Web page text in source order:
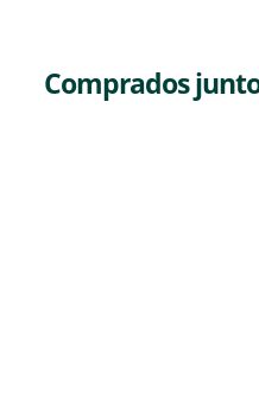
Comprados